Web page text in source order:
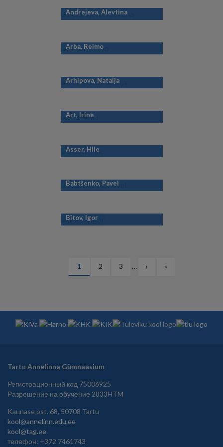
Andrejeva, Alevtina
Arba, Reimo
Arhipova, Natalja
Art, Irina
Asser, Hiie
Babtšenko, Pavel
Bitov, Igor
Текущая
страница
1 Страница
2 Страница
3 …
Следующая
›
Последняя
»
Tartu Annelinna Gümnaasium
Регистрационный код 75006925
Разрешение на обучение 2833HTM
Kaunase pst. 68, 50708 Tartu
kool@annelinn.edu.ee
kool@tag.ee
телефон: +372 7461743